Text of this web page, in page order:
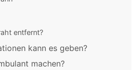
entfernt?
kann es geben?
machen?